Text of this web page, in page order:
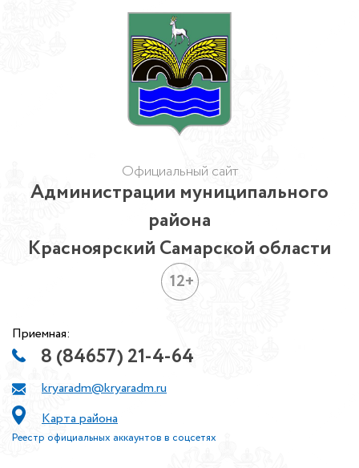
Официальный сайт
Администрации муниципального
района
Красноярский Самарской области
12+
Приемная:
8 (84657) 21-4-64
kryaradm@kryaradm.ru
Карта района
Реестр официальных аккаунтов в соцсетях